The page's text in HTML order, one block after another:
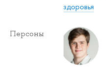
здоровья
Персоны